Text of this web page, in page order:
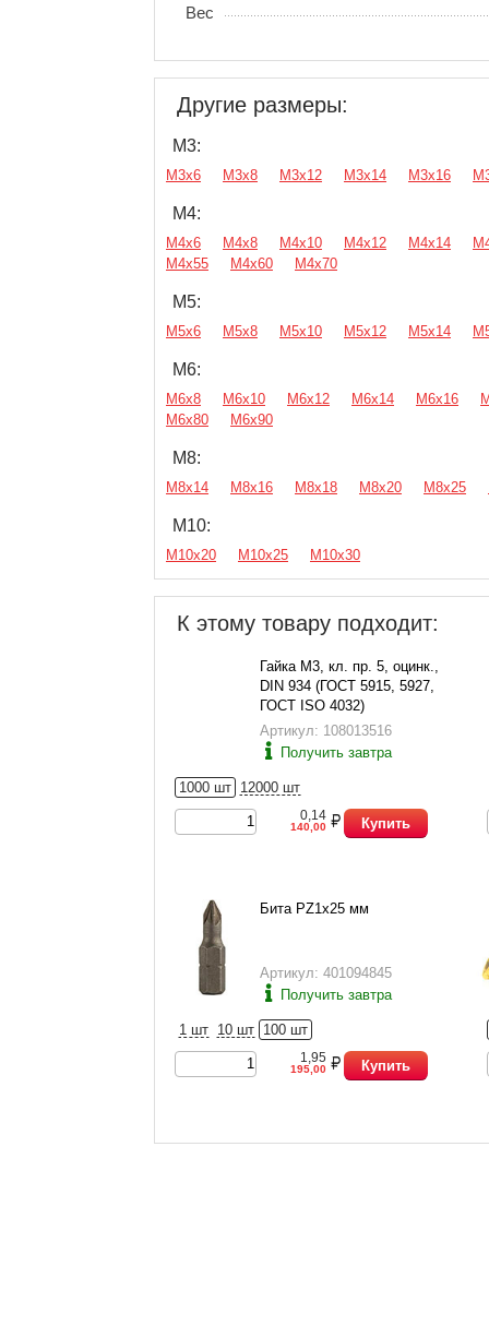
Вес
Другие размеры:
М3:
М3х6 М3х8 М3х12 М3х14 М3х16
М4:
М4х6 М4х8 М4х10 М4х12 М4х14
М4х55
М4х60 М4х70
М5:
М5х6 М5х8 М5х10 М5х12 М5х14
М6:
М6х8 М6х10 М6х12 М6х14 М6х16
М6х80
М6х90
М8:
М8х14 М8х16 М8х18 М8х20 М8х25
М10:
М10х20 М10х25 М10х30
К этому товару подходит:
Гайка М3, кл. пр. 5, оцинк.,
DIN 934 (ГОСТ 5915, 5927,
ГОСТ ISO 4032)
Артикул: 108013516
Получить завтра
1000 шт 12000 шт
0,14
140,00 Купить
Бита PZ1x25 мм
Артикул: 401094845
Получить завтра
1 шт 10 шт 100 шт
1,95
195,00 Купить